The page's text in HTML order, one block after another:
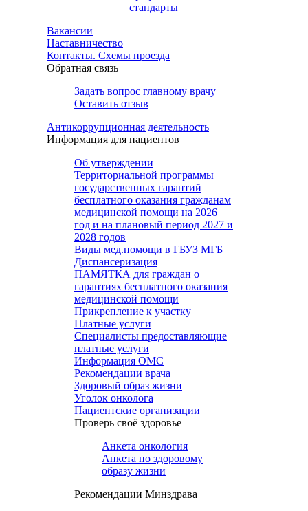
стандарты
Вакансии
Наставничество
Контакты. Схемы проезда
Обратная связь
Задать вопрос главному врачу
Оставить отзыв
Антикоррупционная деятельность
Информация для пациентов
Об утверждении
Территориальной программы
государственных гарантий
бесплатного оказания гражданам
медицинской помощи на 2026
год и на плановый период 2027 и
2028 годов
Виды мед.помощи в ГБУЗ МГБ
Диспансеризация
ПАМЯТКА для граждан о
гарантиях бесплатного оказания
медицинской помощи
Прикрепление к участку
Платные услуги
Специалисты предоставляющие
платные услуги
Информация ОМС
Рекомендации врача
Здоровый образ жизни
Уголок онколога
Пациентские организации
Проверь своё здоровье
Анкета онкология
Анкета по здоровому
образу жизни
Рекомендации Минздрава